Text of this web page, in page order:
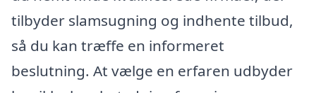
tilbyder slamsugning og indhente tilbud,
så du kan træffe en informeret
beslutning. At vælge en erfaren udbyder